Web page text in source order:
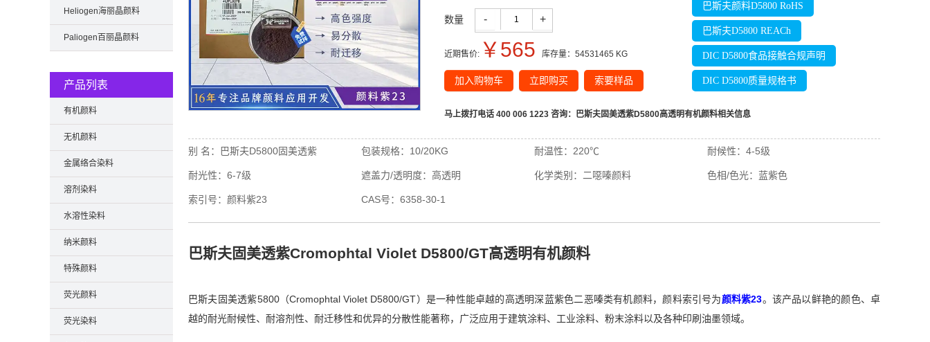
数量 - +
近期售价: ￥565 库存量： 54531465 KG
加入购物车 立即购买 索要样品
巴斯夫颜料D5800 RoHS
巴斯夫D5800 REACh
DIC D5800食品接触合规声明
DIC D5800质量规格书
马上拨打电话 400 006 1223 咨询： 巴斯夫固美透紫D5800高透明有机颜料相关信息
别 名： 巴斯夫D5800固美透紫 包装规格： 10/20KG 耐温性： 220℃ 耐候性： 4-5级
耐光性： 6-7级 遮盖力/透明度： 高透明 化学类别： 二噁嗪颜料 色相/色光： 蓝紫色
索引号： 颜料紫23 CAS号： 6358-30-1
巴斯夫固美透紫Cromophtal Violet D5800/GT高透明有机颜料
巴斯夫固美透紫5800（Cromophtal Violet D5800/GT）是一种性能卓越的高透明深蓝紫色二恶嗪类有机颜料，颜料索引号为颜料紫23。该产品以鲜艳的颜色、卓
越的耐光耐候性、耐溶剂性、耐迁移性和优异的分散性能著称，广泛应用于建筑涂料、工业涂料、粉末涂料以及各种印刷油墨领域。
Heliogen海丽晶颜料
Paliogen百丽晶颜料
产品列表
有机颜料
无机颜料
金属络合染料
溶剂染料
水溶性染料
纳米颜料
特殊颜料
荧光颜料
荧光染料